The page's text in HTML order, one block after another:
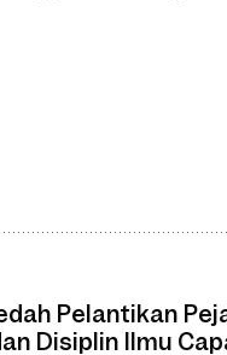
tersebut
Pelantikan
Disiplin Ilmu